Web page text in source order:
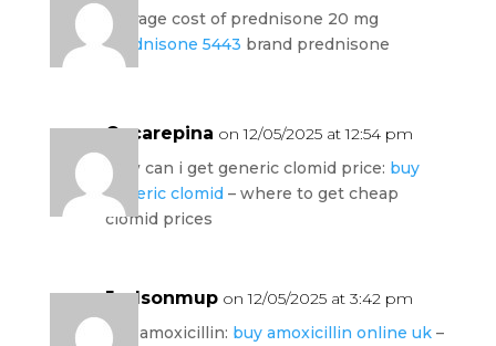
average cost of prednisone 20 mg
prednisone 5443 brand prednisone
Oscarepina on 12/05/2025 at 12:54 pm
how can i get generic clomid price: buy
generic clomid– where to get cheap
clomid prices
Judsonmup on 12/05/2025 at 3:42 pm
buy amoxicillin: buy amoxicillin online uk–